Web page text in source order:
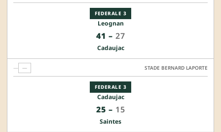
FEDERALE 3
Leognan
41 – 27
Cadaujac
FEDERALE 3
Cadaujac
25 – 15
Saintes
— — STADE BERNARD LAPORTE